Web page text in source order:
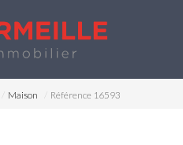
Maison Référence 16593